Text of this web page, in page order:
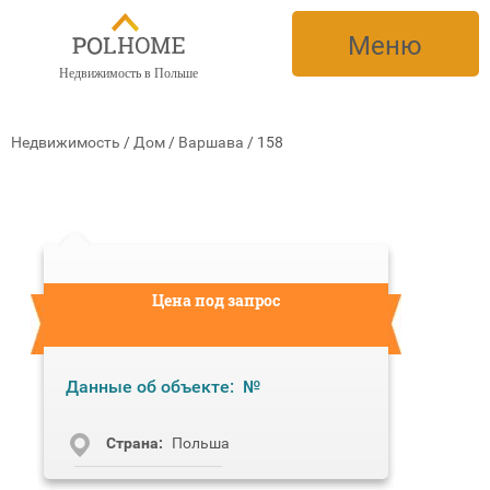
Недвижимость в Польше
Меню
Недвижимость / Дом / Варшава / 158
Цена под запрос
Данные об объекте: №
Cтрана: Польша